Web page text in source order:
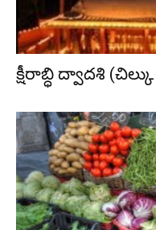
క్షీరాబ్ధి ద్వాదశి